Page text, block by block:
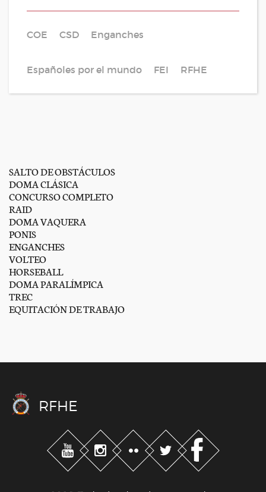
COE CSD Enganches
Españoles por el mundo FEI RFHE
SALTO DE OBSTÁCULOS
DOMA CLÁSICA
CONCURSO COMPLETO
RAID
DOMA VAQUERA
PONIS
ENGANCHES
VOLTEO
HORSEBALL
DOMA PARALÍMPICA
TREC
EQUITACIÓN DE TRABAJO
RFHE